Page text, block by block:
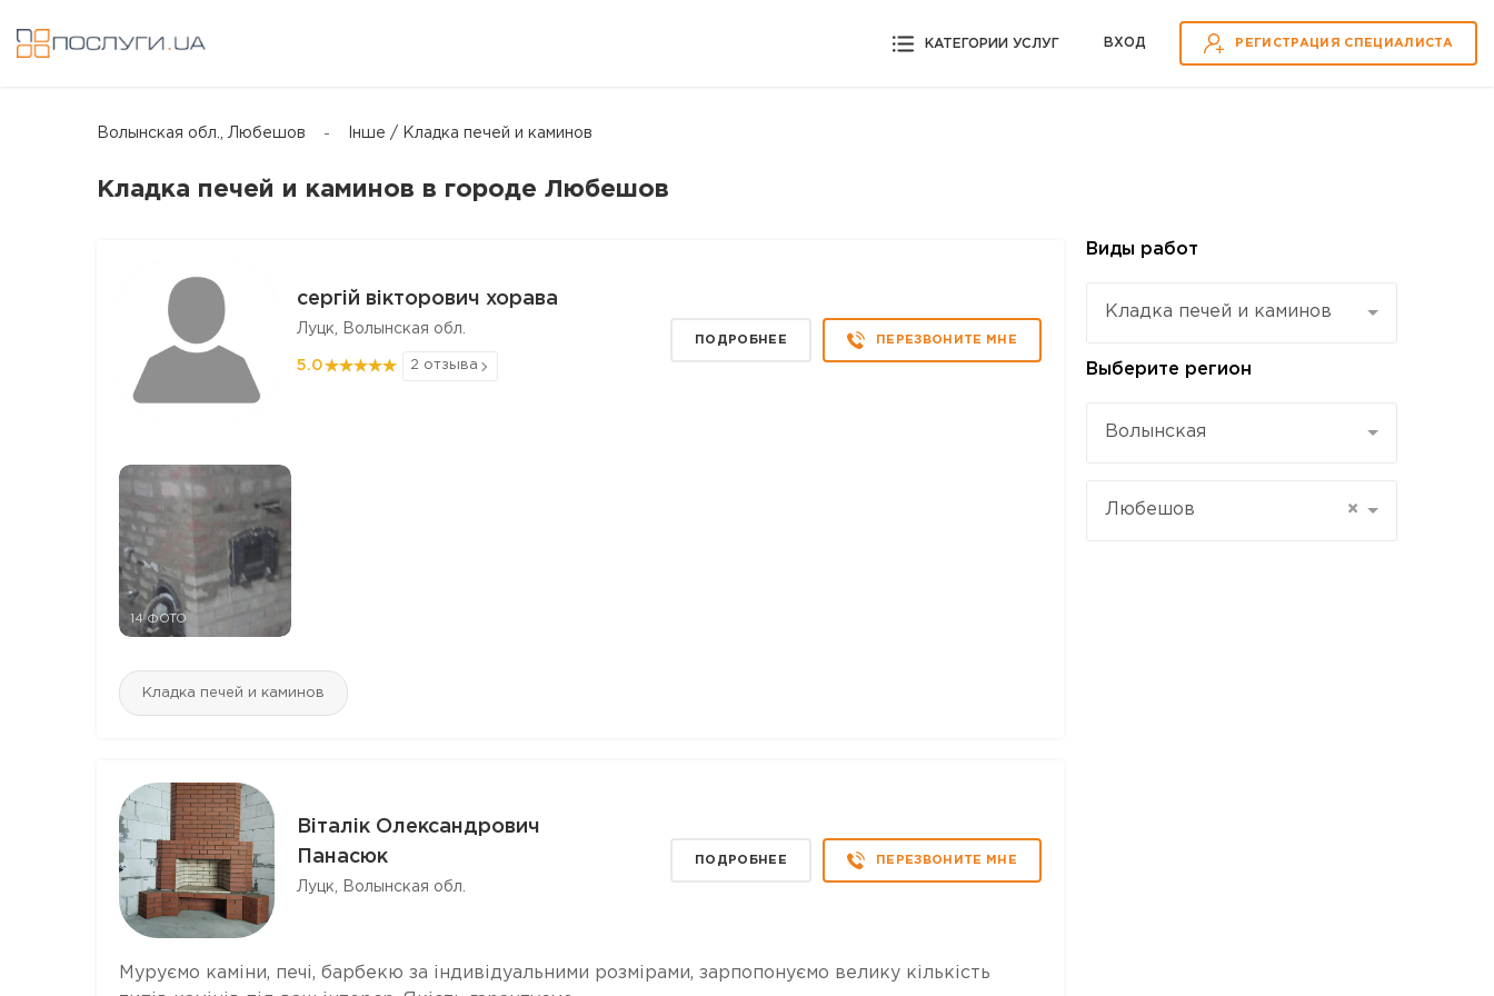
КАТЕГОРИИ УСЛУГ ВХOД РЕГИСТРАЦИЯ СПЕЦИАЛИСТА
Волынская обл., Любешов Інше / Кладка печей и каминов
Кладка печей и каминов в городе Любешов
сергій вікторович хорава
Луцк, Волынская обл.
5.0 2 отзыва
ПОДРОБНЕЕ ПЕРЕЗВОНИТЕ МНЕ
14 ФОТО
Кладка печей и каминов
Віталік Олександрович
Панасюк
Луцк, Волынская обл.
ПОДРОБНЕЕ ПЕРЕЗВОНИТЕ МНЕ
Муруємо каміни, печі, барбекю за індивідуальними розмірами, зарпопонуємо велику кількість
Виды работ
Кладка печей и каминов
Выберите регион
Волынская
×
Любешов